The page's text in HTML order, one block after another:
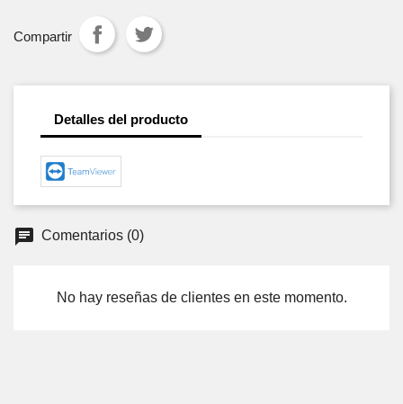
Compartir
Detalles del producto
Comentarios (0)
No hay reseñas de clientes en este momento.